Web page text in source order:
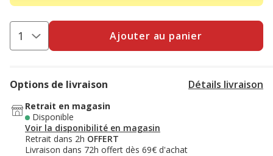
Ajouter au panier
Options de livraison Détails livraison
Retrait en magasin
Disponible
Voir la disponibilité en magasin
Retrait dans 2h OFFERT
Livraison dans 72h offert dès 69€ d'achat